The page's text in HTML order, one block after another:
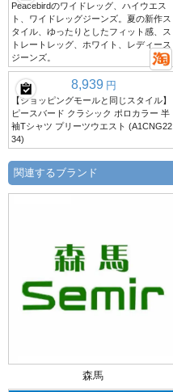
Peacebirdのワイドレッグ、ハイウエス
ト、ワイドレッグジーンズ。夏の新作ス
タイル、ゆったりとしたフィット感、ス
トレートレッグ、ホワイト、レディース
ジーンズ。
8,939 円
【ショッピングモールと同じスタイル】
ピースバード クラシック ポロカラー 半
袖Tシャツ プリーツウエスト (A1CNG22
34)
関連するブランド
森馬